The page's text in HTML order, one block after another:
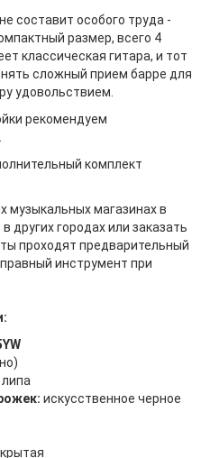
составит особого труда -
размер, всего 4
классическая гитара, и тот
сложный прием барре для
удовольствием.
рекомендуем
комплект
музыкальных магазинах в
других городах или заказать
проходят предварительный
инструмент при
:
липа
искусственное черное